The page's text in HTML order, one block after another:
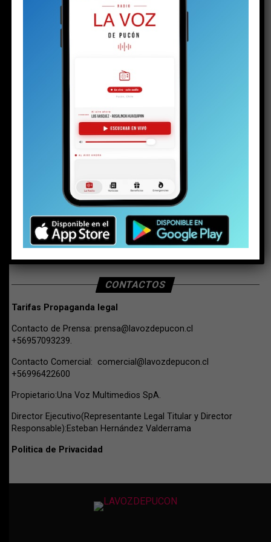
BUSCAR
CONTACTOS
Tarifas Propaganda legal
Contacto de Prensa: prensa@lavozdepucon.cl
+56957093239.
Contacto Comercial: comercial@lavozdepucon.cl
+56996422600
Propietario:Una Voz Multimedios SpA.
Director Ejecutivo(Representante Legal Titular y Director
Responsable):Esteban Hernández Valderrama
Politica de Privacidad